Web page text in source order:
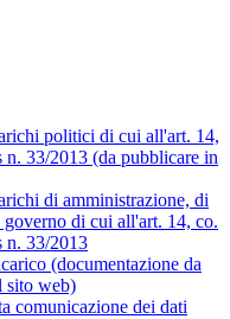
politici di cui all'art. 14,
n. 33/2013 (da pubblicare in
di amministrazione, di
di cui all'art. 14, co.
n. 33/2013
(documentazione da
sito web)
comunicazione dei dati